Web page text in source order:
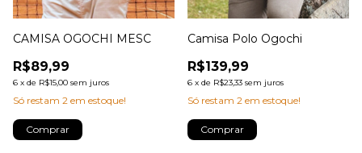
CAMISA OGOCHI MESC
R$89,99
6 x de R$15,00 sem juros
Só restam 2 em estoque!
Comprar
Camisa Polo Ogochi
R$139,99
6 x de R$23,33 sem juros
Só restam 2 em estoque!
Comprar